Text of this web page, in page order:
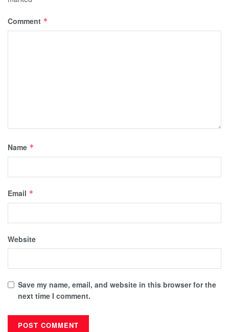
Comment *
Name *
Email *
Website
Save my name, email, and website in this browser for the
next time I comment.